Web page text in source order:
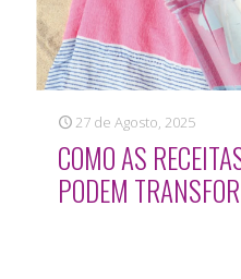
27 de Agosto, 2025
COMO AS
PODEM